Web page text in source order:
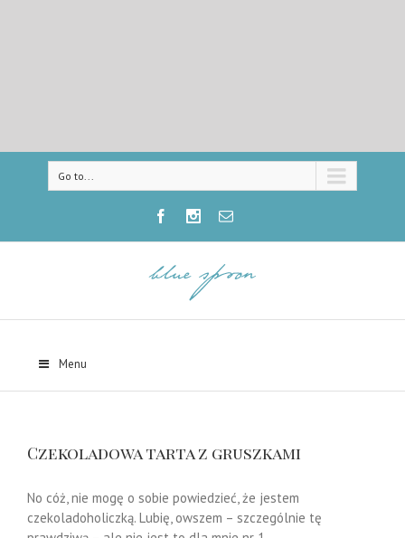
Go to...
Menu
Czekoladowa tarta z gruszkami
No cóż, nie mogę o sobie powiedzieć, że jestem
czekoladoholiczką. Lubię, owszem – szczególnie tę